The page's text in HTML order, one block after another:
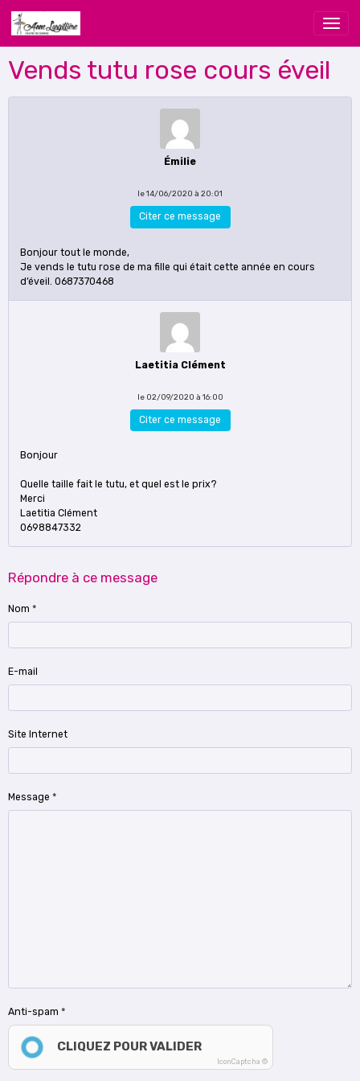
Vends tutu rose cours éveil
Émilie
le 14/06/2020 à 20:01
Citer ce message
Bonjour tout le monde,
Je vends le tutu rose de ma fille qui était cette année en cours
d’éveil. 0687370468
Laetitia Clément
le 02/09/2020 à 16:00
Citer ce message
Bonjour
Quelle taille fait le tutu, et quel est le prix?
Merci
Laetitia Clément
0698847332
Répondre à ce message
Nom
E-mail
Site Internet
Message
Anti-spam
CLIQUEZ POUR VALIDER
IconCaptcha ©